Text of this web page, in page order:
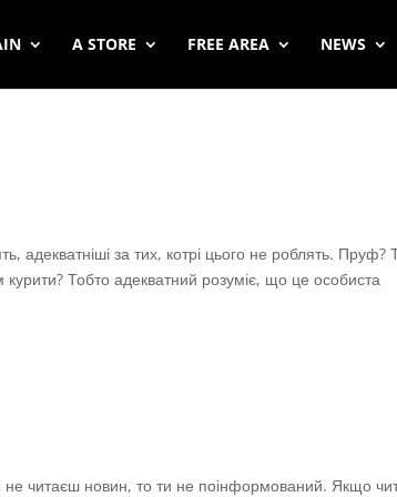
A STORE FREE AREA NEWS
адекватніші за тих, котрі цього не роблять. Пруф?
Тобто адекватний розуміє, що це особиста
читаєш новин, то ти не поінформований. Якщо